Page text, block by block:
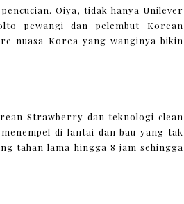
Oiya, tidak hanya Unilever
pewangi dan pelembut Korean
nuasa Korea yang wanginya bikin
Strawberry dan teknologi clean
di lantai dan bau yang tak
tahan lama hingga 8 jam sehingga